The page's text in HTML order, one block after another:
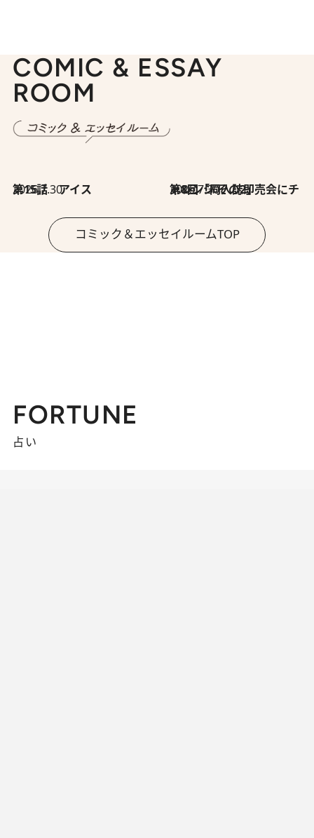
COMIC & ESSAY
ROOM
2026.7.30
第15話 アイス 2026.7.30
第8回「同人誌即売会にチャレンジ その2」
コミック＆エッセイルームTOP
FORTUNE
占い